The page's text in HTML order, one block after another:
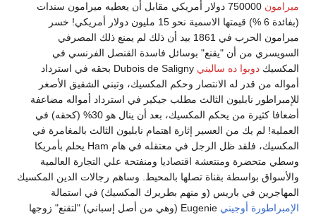
ميرامون
750000 دولار أمريكي مقابل أن يعطيه ميرامون سندات
(بفائدة 6 %) قيمتها الاسمية نحو 15 مليون دولار أمريكي! خسر
ميرامون الحرب في 1861 بيد أن ذلك لم يمنع ذلك المصرفي
السويسري من أن "يقنع" بوسائل فاسدة القنصل الفرنسي في
المكسيك دوبوا ده ساليني
Dubois de Saligny بحقه في استرداد
أمواله من قدر له الانتصار وحكم المكسيك، وتبني الشقيق الأصغر
للإمبراطور نابليون الثالث مطلب جيكير في استرداد أمواله مضاعفة
أضعافا كثيرة من يحكم المكسيك، بعد أن ينال هو 30% (كحقه) في
العملية! لم يك من العسير إثارة اهتمام نابليون الثالث بالمغامرة في
المكسيك، فلقد ظل الرجل في معتقله في هام Ham يحلم بأمريكا
وسطي متحضرة ومنتعشة اقتصاديا ومنفتحة علي التجارة العالمية
والأسواق بواسطة بقناة تصلها بالمحيط. وساهم رجالات الدين المكسيك
المهاجرين في باريس (و منهم بطريرك المكسيك) في استمالة
الإمبراطورة أوجيني
Eugenie (وهي من أصل إسباني) "لتقنع" زوجها